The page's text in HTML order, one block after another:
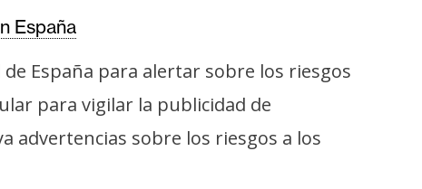
España
España para alertar sobre los riesgos
para vigilar la publicidad de
advertencias sobre los riesgos a los